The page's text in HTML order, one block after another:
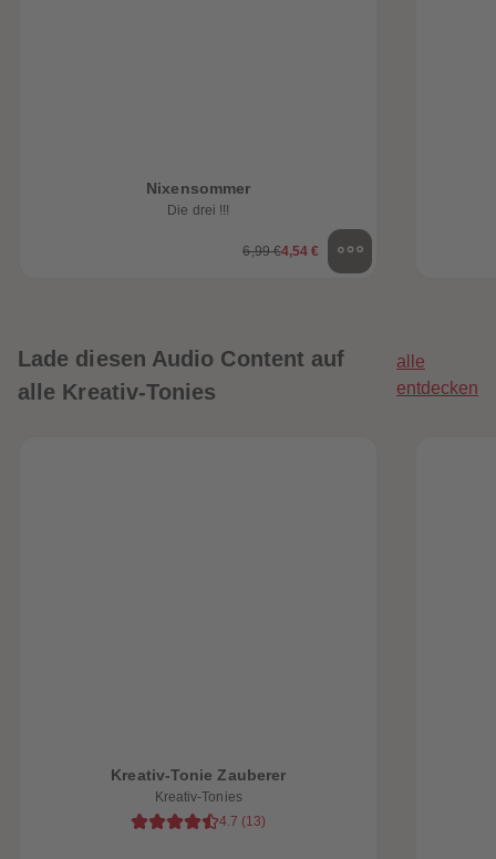
Nixensommer
Die drei !!!
6,99 €4,54 €
Lade diesen Audio Content auf
alle Kreativ-Tonies
alle
entdecken
Kreativ-Tonie Zauberer
Kreativ-Tonies
4.7 (13)